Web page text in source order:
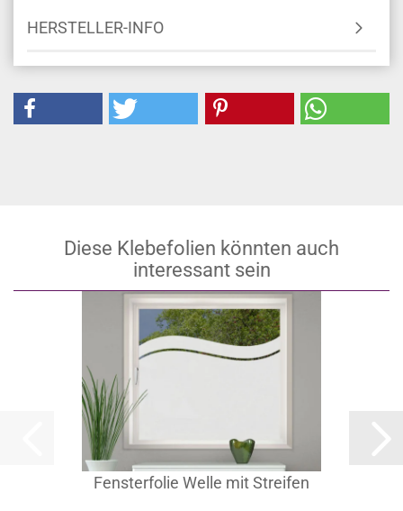
HERSTELLER-INFO
Diese Klebefolien könnten auch
interessant sein
Fensterfolie Welle mit Streifen